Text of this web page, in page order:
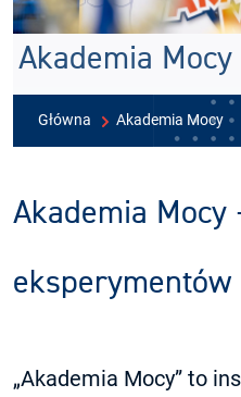
Akademia Mocy
Główna Akademia Mocy
Akademia Mocy
eksperymentów
„Akademia Mocy” to